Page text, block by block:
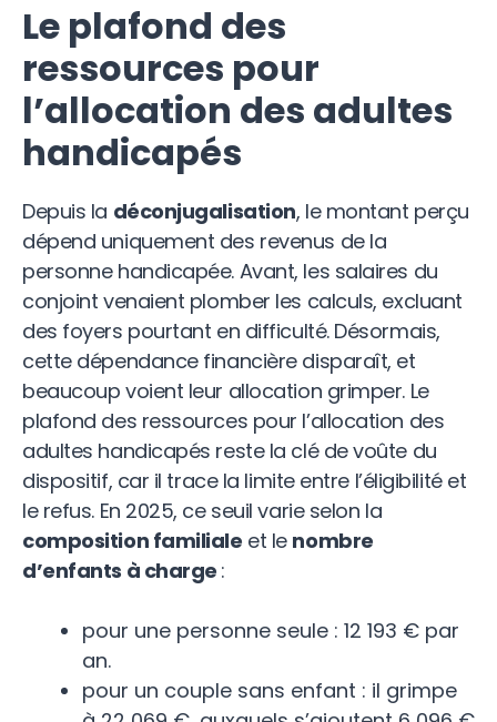
Le plafond des
ressources pour
l’allocation des adultes
handicapés
Depuis la déconjugalisation, le montant perçu
dépend uniquement des revenus de la
personne handicapée. Avant, les salaires du
conjoint venaient plomber les calculs, excluant
des foyers pourtant en difficulté. Désormais,
cette dépendance financière disparaît, et
beaucoup voient leur allocation grimper. Le
plafond des ressources pour l’allocation des
adultes handicapés reste la clé de voûte du
dispositif, car il trace la limite entre l’éligibilité et
le refus. En 2025, ce seuil varie selon la
composition familiale et le nombre
d’enfants à charge :
pour une personne seule : 12 193 € par
an.
pour un couple sans enfant : il grimpe